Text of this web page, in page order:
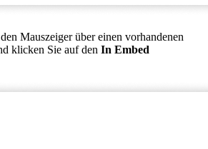
Mauszeiger über einen vorhandenen
klicken Sie auf den In Embed